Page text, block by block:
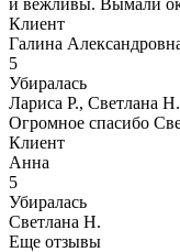
Клиент
Галина
5
Убиралась
Лариса Р., Светлана Н.
Огромное спасибо
Клиент
Анна
5
Убиралась
Светлана Н.
Еще отзывы